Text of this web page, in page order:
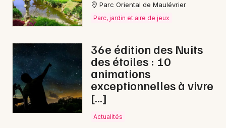
Foires dans les Pays de la Loire
Newsletter des sorties
Artistes en tournée
Parc Oriental de Maulévrier
Parc, jardin et aire de jeux
36e édition des Nuits
des étoiles : 10
animations
exceptionnelles à vivre
[…]
Actualités